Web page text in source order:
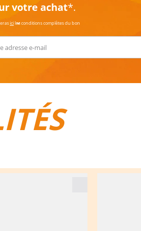
votre achat*.
iciles conditions complètes du bon